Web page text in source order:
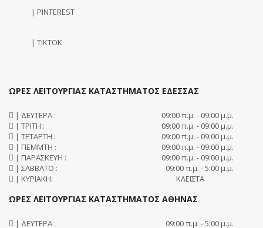
| PINTEREST
| TIKTOK
ΩΡΕΣ ΛΕΙΤΟΥΡΓΙΑΣ ΚΑΤΑΣΤΗΜΑΤΟΣ ΕΔΕΣΣΑΣ
| ΔΕΥΤΕΡΑ :
09:00 π.μ. - 09:00 μ.μ.
| ΤΡΙΤΗ :
09:00 π.μ. - 09:00 μ.μ.
| ΤΕΤΑΡΤΗ :
09:00 π.μ. - 09:00 μ.μ.
| ΠΕΜΜΤΗ :
09:00 π.μ. - 09:00 μ.μ.
| ΠΑΡΑΣΚΕΥΗ :
09:00 π.μ. - 09:00 μ.μ.
| ΣΑΒΒΑΤΟ :
09:00 π.μ. - 5:00 μ.μ.
| ΚΥΡΙΑΚΗ:
ΚΛΕΙΣΤΑ
ΩΡΕΣ ΛΕΙΤΟΥΡΓΙΑΣ ΚΑΤΑΣΤΗΜΑΤΟΣ ΑΘΗΝΑΣ
| ΔΕΥΤΕΡΑ :
09:00 π.μ. - 5:00 μ.μ.